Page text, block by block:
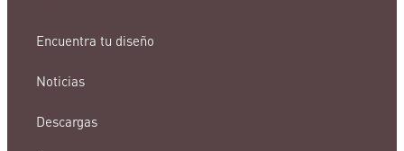
Encuentra tu diseño
Noticias
Descargas